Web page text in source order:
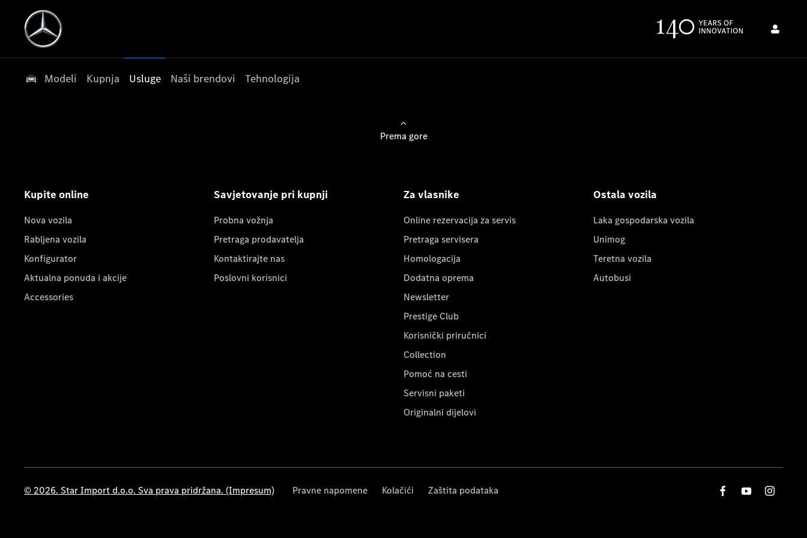
Modeli Kupnja Usluge Naši brendovi Tehnologija
Prema gore
Kupite online
Nova vozila
Rabljena vozila
Konfigurator
Aktualna ponuda i akcije
Accessories
Savjetovanje pri kupnji
Probna vožnja
Pretraga prodavatelja
Kontaktirajte nas
Poslovni korisnici
Za vlasnike
Online rezervacija za servis
Pretraga servisera
Homologacija
Dodatna oprema
Newsletter
Prestige Club
Korisnički priručnici
Collection
Pomoć na cesti
Servisni paketi
Originalni dijelovi
Ostala vozila
Laka gospodarska vozila
Unimog
Teretna vozila
Autobusi
© 2026. Star Import d.o.o. Sva prava pridržana. (Impresum) Pravne napomene Kolačići Zaštita podataka